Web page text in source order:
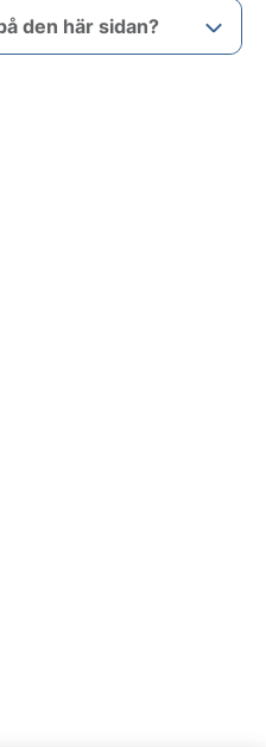
den här sidan?